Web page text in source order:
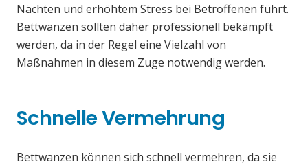
Nächten und erhöhtem Stress bei Betroffenen führt.
Bettwanzen sollten daher professionell bekämpft
werden, da in der Regel eine Vielzahl von
Maßnahmen in diesem Zuge notwendig werden.
Schnelle Vermehrung
Bettwanzen können sich schnell vermehren, da sie